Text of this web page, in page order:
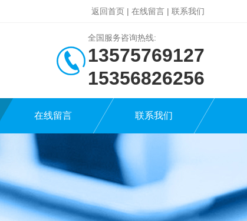
返回首页 | 在线留言 | 联系我们
全国服务咨询热线:
13575769127
15356826256
在线留言 联系我们